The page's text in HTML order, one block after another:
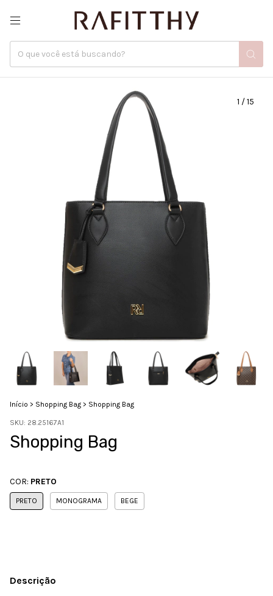
1 /15
Início > Shopping Bag > Shopping Bag
SKU: 28.25167A1
Shopping Bag
COR: PRETO
PRETO MONOGRAMA BEGE
Descrição